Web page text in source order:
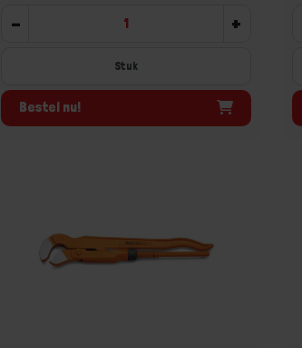
- +
Stuk
Bestel nu!